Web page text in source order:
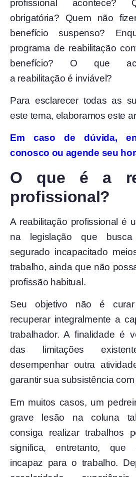
profissional
obrigatória? Quem não
benefício suspenso?
programa de reabilitação
benefício? O que
a reabilitação é inviável?
Para esclarecer todas as
este tema, elaboramos este
Em caso de dúvida,
conosco ou agende seu
O que é a
profissional?
A reabilitação profissional é
na legislação que busca
segurado incapacitado
trabalho, ainda que não
profissão habitual.
Seu objetivo não é
recuperar integralmente a
trabalhador. A finalidade é
das limitações
desempenhar outra
garantir sua subsistência
Em muitos casos, um
grave lesão na coluna
consiga realizar trabalhos
significa, entretanto, que
incapaz para o trabalho.